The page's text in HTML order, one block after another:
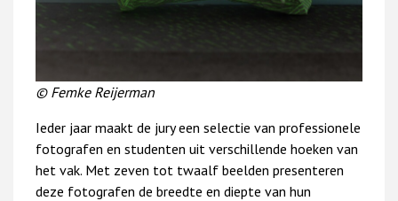
© Femke Reijerman
Ieder jaar maakt de jury een selectie van professionele
fotografen en studenten uit verschillende hoeken van
het vak. Met zeven tot twaalf beelden presenteren
deze fotografen de breedte en diepte van hun